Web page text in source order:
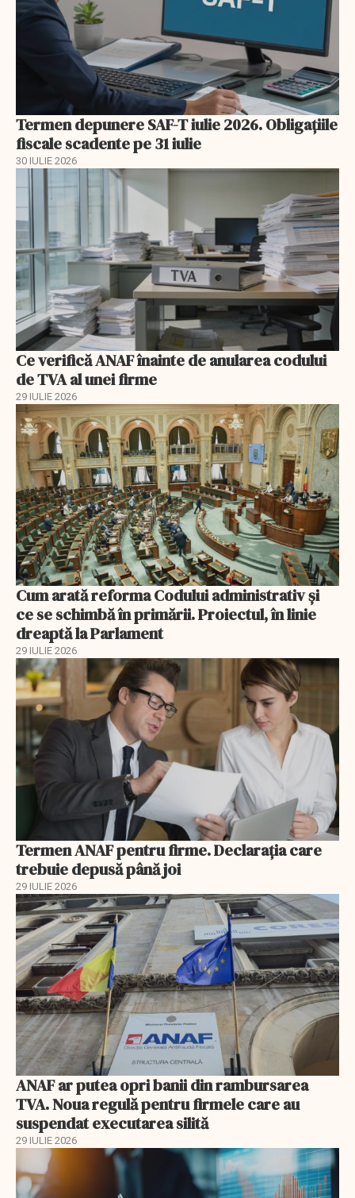
Termen depunere SAF-T iulie 2026. Obligațiile
fiscale scadente pe 31 iulie
30 IULIE 2026
Ce verifică ANAF înainte de anularea codului
de TVA al unei firme
29 IULIE 2026
Cum arată reforma Codului administrativ și
ce se schimbă în primării. Proiectul, în linie
dreaptă la Parlament
29 IULIE 2026
Termen ANAF pentru firme. Declarația care
trebuie depusă până joi
29 IULIE 2026
ANAF ar putea opri banii din rambursarea
TVA. Noua regulă pentru firmele care au
suspendat executarea silită
29 IULIE 2026